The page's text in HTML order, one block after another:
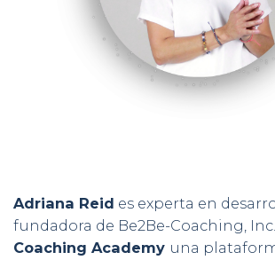
Adriana Reid es experta en
fundadora de Be2Be-Coaching,
Coaching Academy una